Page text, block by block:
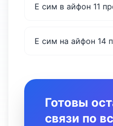
Е сим в айфон 11
Е сим на айфон 14
Готовы
связи по